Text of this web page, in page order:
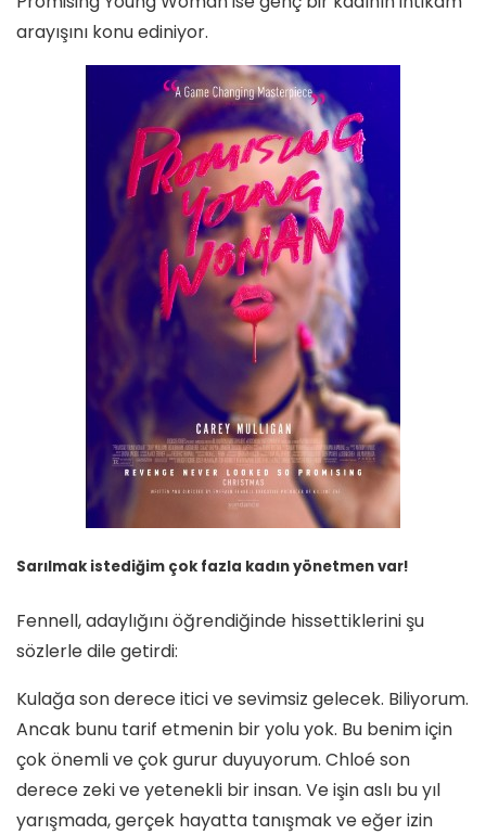
arayışını konu ediniyor.
Sarılmak istediğim çok fazla kadın yönetmen var!
Fennell, adaylığını öğrendiğinde hissettiklerini şu
sözlerle dile getirdi:
Kulağa son derece itici ve sevimsiz gelecek. Biliyorum.
Ancak bunu tarif etmenin bir yolu yok. Bu benim için
çok önemli ve çok gurur duyuyorum. Chloé son
derece zeki ve yetenekli bir insan. Ve işin aslı bu yıl
yarışmada, gerçek hayatta tanışmak ve eğer izin